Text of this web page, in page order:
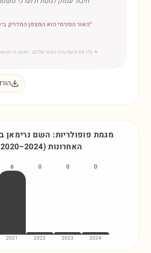
״האור הפנימי הוא המצפן המדויק
✦ גלו את משמעות השם שלכם · www.shmot-il.com
מגמת פופולריות: השם נרימאן
האחרונות
2020–2024)
0
2024
0
2023
0
2022
6
2021